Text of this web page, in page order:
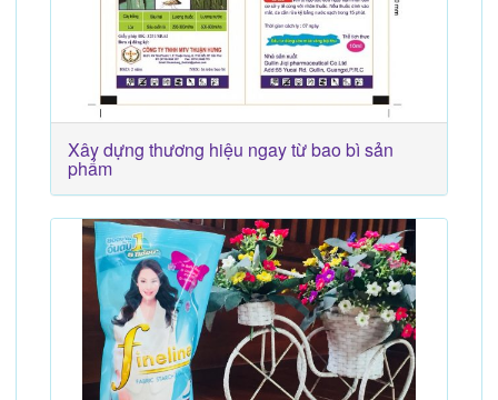
Xây dựng thương hiệu ngay từ bao bì sản
phẩm